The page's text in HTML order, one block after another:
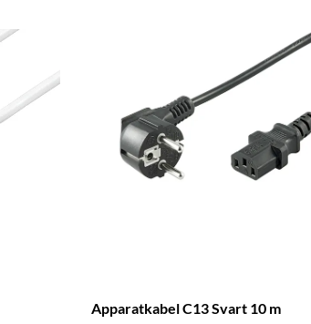
Apparatkabel C13 Svart 10 m